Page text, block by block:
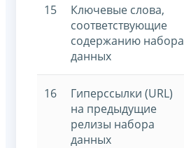
15
Ключевые слова,
соответствующие
содержанию набора
данных
16
Гиперссылки (URL)
на предыдущие
релизы набора
данных